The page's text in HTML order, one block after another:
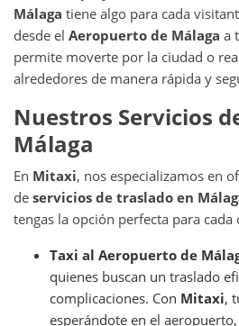
Málaga tiene algo para cada
desde el Aeropuerto de Málaga a
permite moverte por la ciudad o
alrededores de manera rápida y
Nuestros Servicios
Málaga
En Mitaxi, nos especializamos en
de servicios de traslado en
tengas la opción perfecta para cada
Taxi al Aeropuerto de
quienes buscan un traslado
complicaciones. Con Mitaxi,
esperándote en el